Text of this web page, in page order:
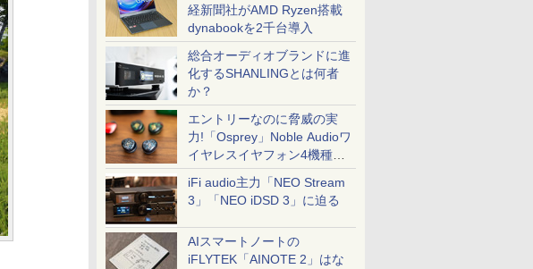
経新聞社がAMD Ryzen搭載
dynabookを2千台導入
総合オーディオブランドに進
化するSHANLINGとは何者
か？
エントリーなのに脅威の実
力!「Osprey」Noble Audioワ
イヤレスイヤフォン4機種を
一気に聴く
iFi audio主力「NEO Stream
3」「NEO iDSD 3」に迫る
AIスマートノートの
iFLYTEK「AINOTE 2」はな